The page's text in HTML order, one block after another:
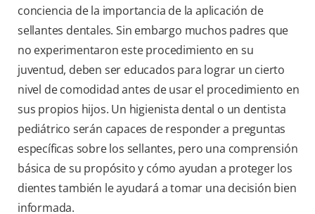
conciencia de la importancia de la aplicación de
sellantes dentales. Sin embargo muchos padres que
no experimentaron este procedimiento en su
juventud, deben ser educados para lograr un cierto
nivel de comodidad antes de usar el procedimiento en
sus propios hijos. Un higienista dental o un dentista
pediátrico serán capaces de responder a preguntas
específicas sobre los sellantes, pero una comprensión
básica de su propósito y cómo ayudan a proteger los
dientes también le ayudará a tomar una decisión bien
informada.